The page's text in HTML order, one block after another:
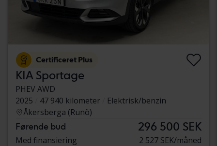
Certificeret Plus
KIA Sportage
PHEV AWD
2025
47 940 kilometer
Elektrisk/benzin
Åkersberga (Runö)
Førende bud 296 500 SEK
Med finansiering 2 527 SEK/måned